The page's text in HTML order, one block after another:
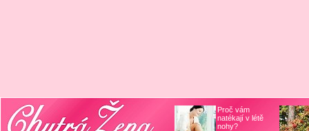
Proč vám
natékají v létě
nohy?